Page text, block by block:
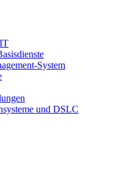
System
und DSLC